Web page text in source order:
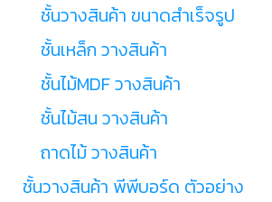
ชั้นวางสินค้า ขนาดสำเร็จรูป
ชั้นเหล็ก วางสินค้า
ชั้นไม้MDF วางสินค้า
ชั้นไม้สน วางสินค้า
ถาดไม้ วางสินค้า
ชั้นวางสินค้า พีพีบอร์ด ตัวอย่าง